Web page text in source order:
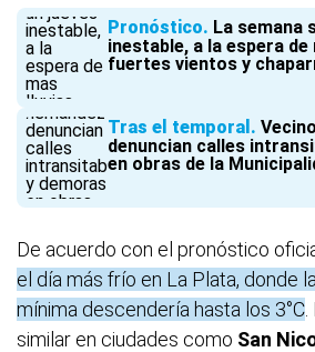
Pronóstico La semana
inestable, a la espera de
fuertes vientos y
Tras el temporal
denuncian calles
en obras de la
De acuerdo con el pronóstico
el día más frío en La Plata, donde
mínima descendería hasta los 3°C
similar en ciudades como San